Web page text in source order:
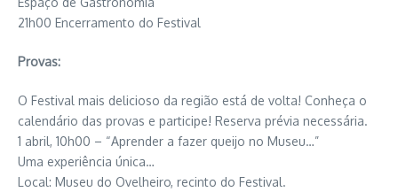
21h00 Encerramento do Festival
Provas:
O Festival mais delicioso da região está de volta! Conheça o
calendário das provas e participe! Reserva prévia necessária.
1 abril, 10h00 – “Aprender a fazer queijo no Museu…”
Uma experiência única…
Local: Museu do Ovelheiro, recinto do Festival.